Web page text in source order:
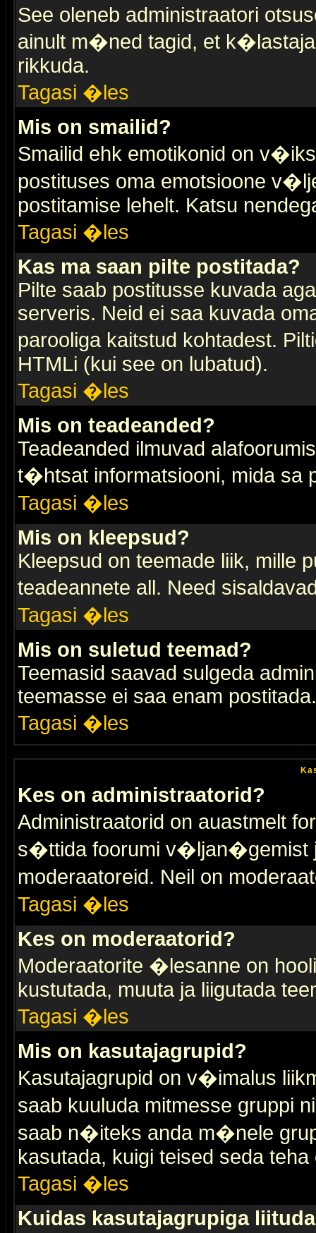
See oleneb administraatori
ainult m�ned tagid, et
rikkuda.
Tagasi �les
Mis on smailid?
Smailid ehk emotikonid on
postituses oma emotsioone
postitamise lehelt. Katsu
Tagasi �les
Kas ma saan pilte postitada?
Pilte saab postitusse kuvada
serveris. Neid ei saa kuvada
parooliga kaitstud kohtadest.
HTMLi (kui see on lubatud).
Tagasi �les
Mis on teadeanded?
Teadeanded ilmuvad
t�htsat informatsiooni, mida sa
Tagasi �les
Mis on kleepsud?
Kleepsud on teemade liik, mille
teadeannete all. Need
Tagasi �les
Mis on suletud teemad?
Teemasid saavad sulgeda
teemasse ei saa enam postitada.
Tagasi �les
Kes on administraatorid?
Administraatorid on auastmelt
s�ttida foorumi v�ljan�gemist
moderaatoreid. Neil on
Tagasi �les
Kes on moderaatorid?
Moderaatorite �lesanne on
kustutada, muuta ja liigutada
Tagasi �les
Mis on kasutajagrupid?
Kasutajagrupid on v�imalus
saab kuuluda mitmesse gruppi
saab n�iteks anda m�nele
kasutada, kuigi teised seda teha
Tagasi �les
Kuidas kasutajagrupiga